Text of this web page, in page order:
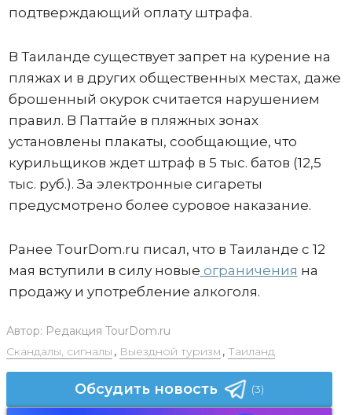
подтверждающий оплату штрафа.
В Таиланде существует запрет на курение на
пляжах и в других общественных местах, даже
брошенный окурок считается нарушением
правил. В Паттайе в пляжных зонах
установлены плакаты, сообщающие, что
курильщиков ждет штраф в 5 тыс. батов (12,5
тыс. руб.). За электронные сигареты
предусмотрено более суровое наказание.
Ранее TourDom.ru писал, что в Таиланде с 12
мая вступили в силу новые ограничения на
продажу и употребление алкоголя.
Автор: Редакция TourDom.ru
Скандалы, сигналы , Выездной туризм , Таиланд
Обсудить новость (3)